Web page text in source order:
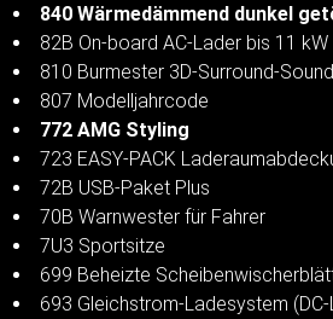
840 Wärmedämmend dunkel
82B On-board AC-Lader bis 11 kW
810 Burmester 3D-Surround-
807 Modelljahrcode
772 AMG Styling
723 EASY-PACK
72B USB-Paket Plus
70B Warnwester für Fahrer
7U3 Sportsitze
699 Beheizte
693 Gleichstrom-Ladesystem